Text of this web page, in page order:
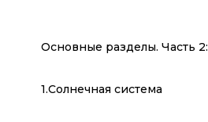
Основные разделы. Часть 2:
1.Солнечная система